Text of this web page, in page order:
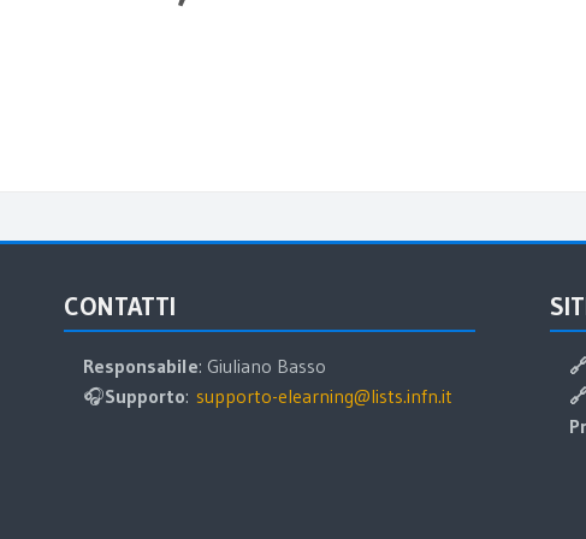
CONTATTI
Responsabile: Giuliano Basso
🎧Supporto: supporto-elearning@lists.infn.it